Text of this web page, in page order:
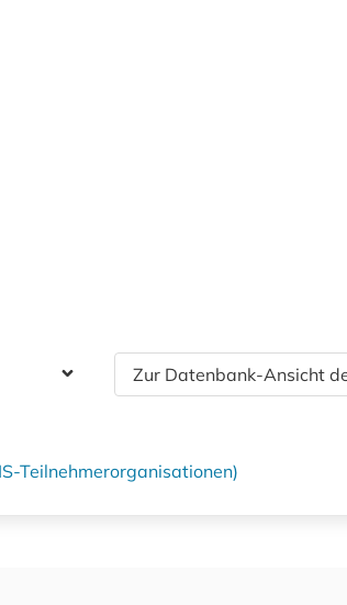
Zur Datenbank-Ansicht
Teilnehmerorganisationen)